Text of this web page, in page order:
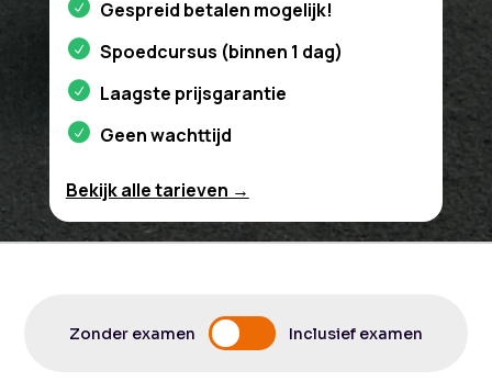
Gespreid betalen mogelijk!
Spoedcursus (binnen 1 dag)
Laagste prijsgarantie
Geen wachttijd
Bekijk alle tarieven →
Zonder examen Inclusief examen